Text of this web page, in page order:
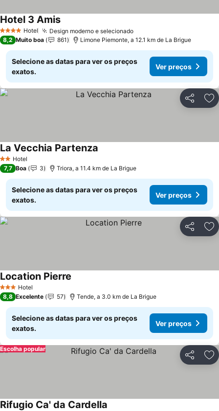
4 EstrelasHotel Design moderno e selecionado
Hotel 3 Amis
8,2 Muito boa 861 Limone Piemonte, a 12.1 km de La Brigue
Selecione as datas para ver os preços
exatos.
Ver preços
Partilhar
2 Estrelas
Hotel
La Vecchia Partenza
7,7 Boa 3 Triora, a 11.4 km de La Brigue
Selecione as datas para ver os preços
exatos.
Ver preços
Partilhar
3 EstrelasHotel
Location Pierre
8,8 Excelente 57 Tende, a 3.0 km de La Brigue
Selecione as datas para ver os preços
exatos.
Ver preços
Partilhar
Escolha popular
Rifugio Ca' da Cardella